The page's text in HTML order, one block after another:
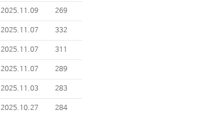
2025.11.09 269
2025.11.07 332
2025.11.07 311
2025.11.07 289
2025.11.03 283
2025.10.27 284